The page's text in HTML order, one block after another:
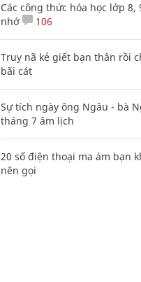
Các công thức hóa học lớp 8,
nhớ
106
Truy nã kẻ giết bạn thân rồi
bãi cát
Sự tích ngày ông Ngâu - bà
tháng 7 âm lịch
20 số điện thoại ma ám bạn
nên gọi